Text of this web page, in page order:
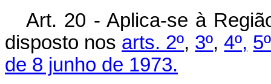
Art. 20 - Aplica-se à
disposto nos arts. 2º, 3º,4º, 5º
de 8 junho de 1973.